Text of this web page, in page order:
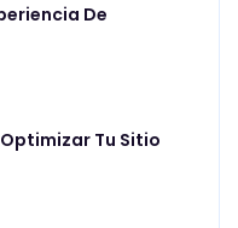
De
Tu Sitio